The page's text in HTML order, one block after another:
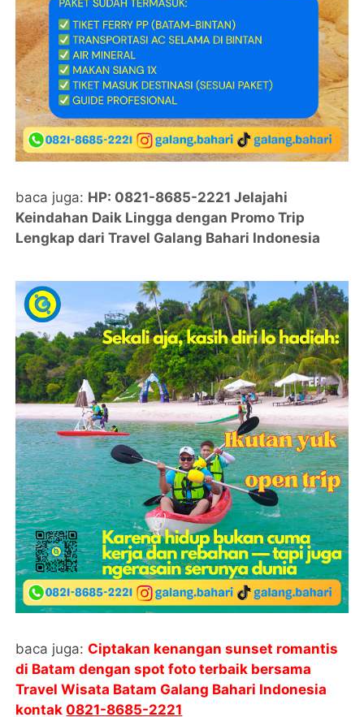
baca juga: HP: 0821-8685-2221 Jelajahi
Keindahan Daik Lingga dengan Promo Trip
Lengkap dari Travel Galang Bahari Indonesia
baca juga:Ciptakan kenangan sunset romantis
di Batam dengan spot foto terbaik bersama
Travel Wisata Batam Galang Bahari Indonesia
kontak0821-8685-2221